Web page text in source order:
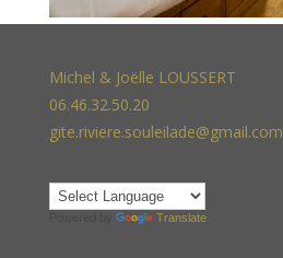
Michel & Joëlle LOUSSERT
06.46.32.50.20
gite.riviere.souleilade@gmail.com
Translate